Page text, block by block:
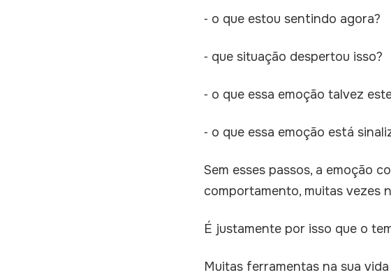
⁃ o que estou sentindo agora?
⁃ que situação despertou isso?
⁃ o que essa emoção talvez
⁃ o que essa emoção está
Sem esses passos, a emoção
comportamento, muitas vezes
É justamente por isso que o
Muitas ferramentas na sua